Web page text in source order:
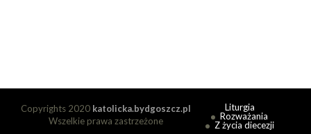
Copyrights 2020 katolicka.bydgoszcz.pl
Wszelkie prawa zastrzeżone
Liturgia
Rozważania
Z życia diecezji